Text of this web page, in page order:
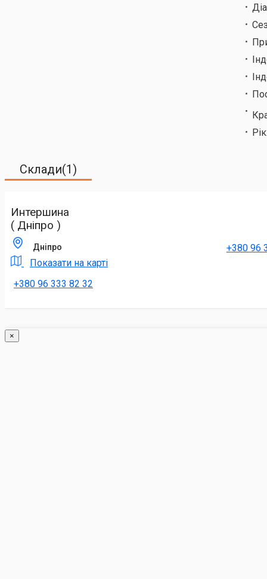
Склади(1)
Интершина
( Дніпро )
Дніпро
Показати на карті
+380 96 333 82 32
+380 96
×